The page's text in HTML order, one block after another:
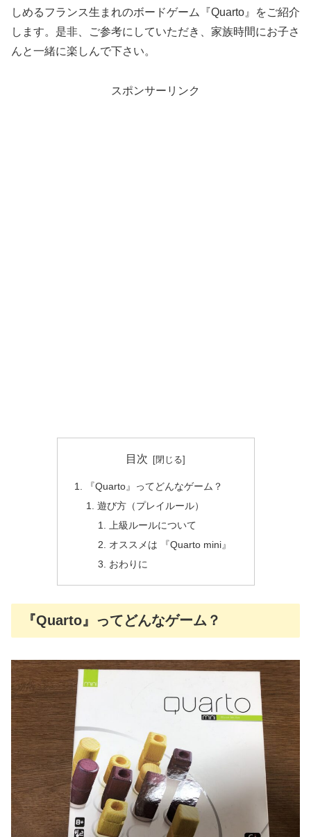
しめるフランス生まれのボードゲーム『Quarto』をご紹介
します。是非、ご参考にしていただき、家族時間にお子さ
んと一緒に楽しんで下さい。
スポンサーリンク
目次
『Quarto』ってどんなゲーム？
遊び方（プレイルール）
上級ルールについて
オススメは 『Quarto mini』
おわりに
『Quarto』ってどんなゲーム？